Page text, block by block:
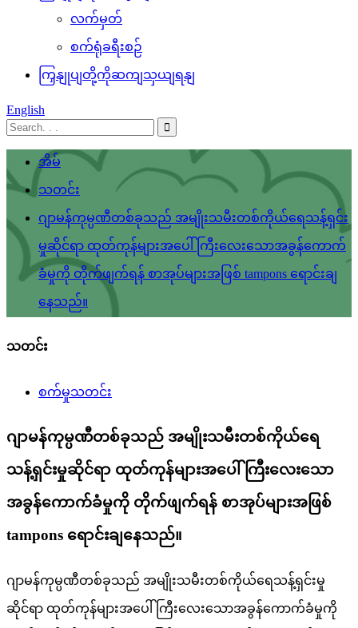
လက်မှတ်
စက်ရုံခရီးစဉ်
ကြှနျုပျတို့ကိုဆကျသှယျရနျ
English
အိမ်
သတင်း
ဂျာမန်ကုမ္ပဏီတစ်ခုသည် အမျိုးသမီးတစ်ကိုယ်ရေသန့်ရှင်း
မှုဆိုင်ရာ ထုတ်ကုန်များအပေါ် ကြီးလေးသောအခွန်ကောက်
ခံမှုကို တိုက်ဖျက်ရန် စာအုပ်များအဖြစ် tampons ရောင်းချ
နေသည်။
သတင်း
စက်မှုသတင်း
ဂျာမန်ကုမ္ပဏီတစ်ခုသည် အမျိုးသမီးတစ်ကိုယ်ရေ
သန့်ရှင်းမှုဆိုင်ရာ ထုတ်ကုန်များအပေါ် ကြီးလေးသော
အခွန်ကောက်ခံမှုကို တိုက်ဖျက်ရန် စာအုပ်များအဖြစ်
tampons ရောင်းချနေသည်။
ဂျာမန်ကုမ္ပဏီတစ်ခုသည် အမျိုးသမီးတစ်ကိုယ်ရေသန့်ရှင်းမှု
ဆိုင်ရာ ထုတ်ကုန်များအပေါ် ကြီးလေးသောအခွန်ကောက်ခံမှုကို